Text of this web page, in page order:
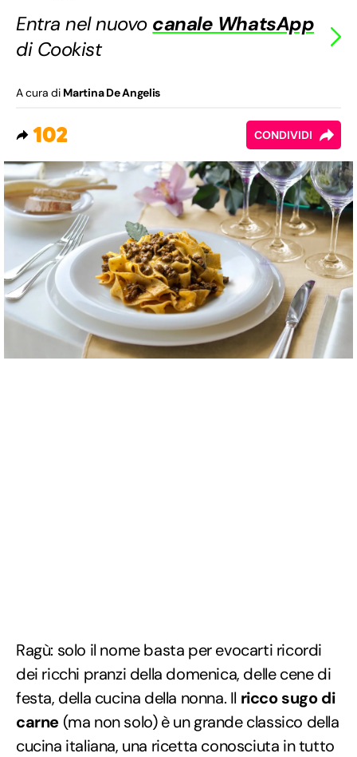
Entra nel nuovo canale WhatsApp
di Cookist
A cura di Martina De Angelis
102 CONDIVIDI
Ragù: solo il nome basta per evocarti ricordi
dei ricchi pranzi della domenica, delle cene di
festa, della cucina della nonna. Il ricco sugo di
carne (ma non solo) è un grande classico della
cucina italiana, una ricetta conosciuta in tutto